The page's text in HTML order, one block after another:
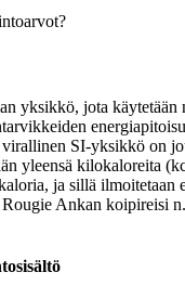
yksikkö, jota käytetään
SI-yksikkö on
yleensä kilokaloreita
ja sillä ilmoitetaan
Ankan koipireisi